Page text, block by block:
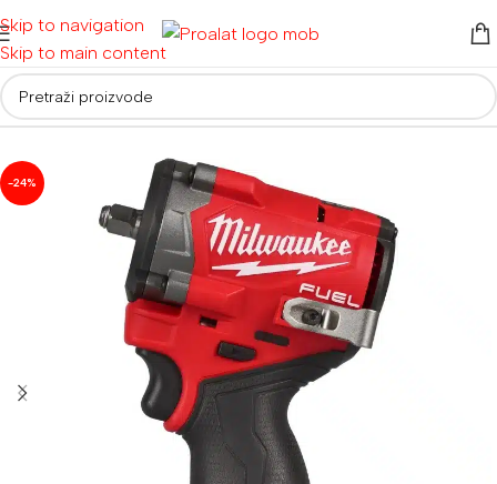
Skip to navigation
Skip to main content
Početna/ Akumulatorski alati
-24%